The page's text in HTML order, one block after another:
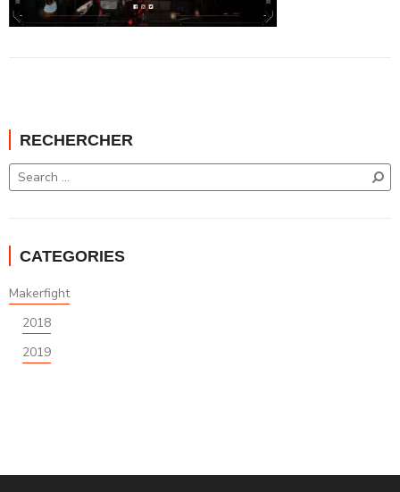
RECHERCHER
CATEGORIES
Makerfight
2018
2019